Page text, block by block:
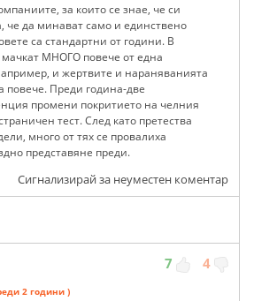
за които се знае, че си
че да минават само и единствено
са стандартни от години. В
мачкат МНОГО повече от една
и жертвите и нараняванията
повече. Преди година-две
промени покритието на челния
тест. След като претества
много от тях се провалиха
представяне преди.
Сигнализирай за неуместен коментар
7 4
2 години )